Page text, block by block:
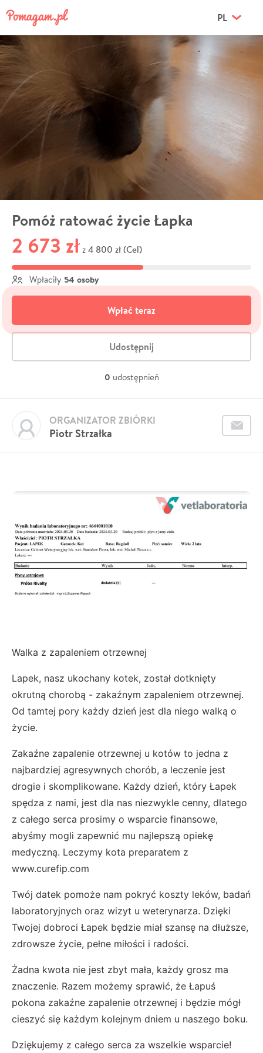
PL
Pomóż ratować życie Łapka
2 673 zł z 4 800 zł (Cel)
Wpłaciły 54 osoby
Wpłać teraz
Udostępnij
0 udostępnień
Piotr Strzałka
ORGANIZATOR ZBIÓRKI
Walka z zapaleniem otrzewnej
Lapek, nasz ukochany kotek, został dotknięty
okrutną chorobą - zakaźnym zapaleniem otrzewnej.
Od tamtej pory każdy dzień jest dla niego walką o
życie.
Zakaźne zapalenie otrzewnej u kotów to jedna z
najbardziej agresywnych chorób, a leczenie jest
drogie i skomplikowane. Każdy dzień, który Łapek
spędza z nami, jest dla nas niezwykle cenny, dlatego
z całego serca prosimy o wsparcie finansowe,
abyśmy mogli zapewnić mu najlepszą opiekę
medyczną. Leczymy kota preparatem z
www.curefip.com
Twój datek pomoże nam pokryć koszty leków, badań
laboratoryjnych oraz wizyt u weterynarza. Dzięki
Twojej dobroci Łapek będzie miał szansę na dłuższe,
zdrowsze życie, pełne miłości i radości.
Żadna kwota nie jest zbyt mała, każdy grosz ma
znaczenie. Razem możemy sprawić, że Łapuś
pokona zakaźne zapalenie otrzewnej i będzie mógł
cieszyć się każdym kolejnym dniem u naszego boku.
Dziękujemy z całego serca za wszelkie wsparcie!